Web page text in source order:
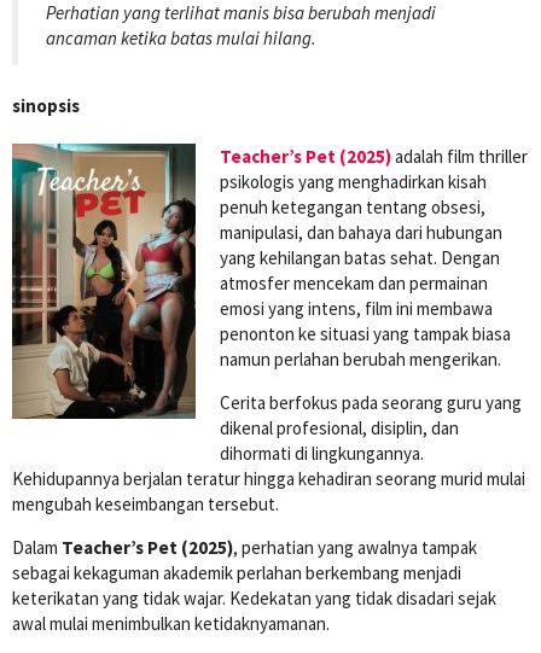
Perhatian yang terlihat manis bisa berubah menjadi
ancaman ketika batas mulai hilang.
sinopsis
Teacher’s Pet (2025)adalah film thriller
psikologis yang menghadirkan kisah
penuh ketegangan tentang obsesi,
manipulasi, dan bahaya dari hubungan
yang kehilangan batas sehat. Dengan
atmosfer mencekam dan permainan
emosi yang intens, film ini membawa
penonton ke situasi yang tampak biasa
namun perlahan berubah mengerikan.
Cerita berfokus pada seorang guru yang
dikenal profesional, disiplin, dan
dihormati di lingkungannya.
Kehidupannya berjalan teratur hingga kehadiran seorang murid mulai
mengubah keseimbangan tersebut.
Dalam Teacher’s Pet (2025), perhatian yang awalnya tampak
sebagai kekaguman akademik perlahan berkembang menjadi
keterikatan yang tidak wajar. Kedekatan yang tidak disadari sejak
awal mulai menimbulkan ketidaknyamanan.